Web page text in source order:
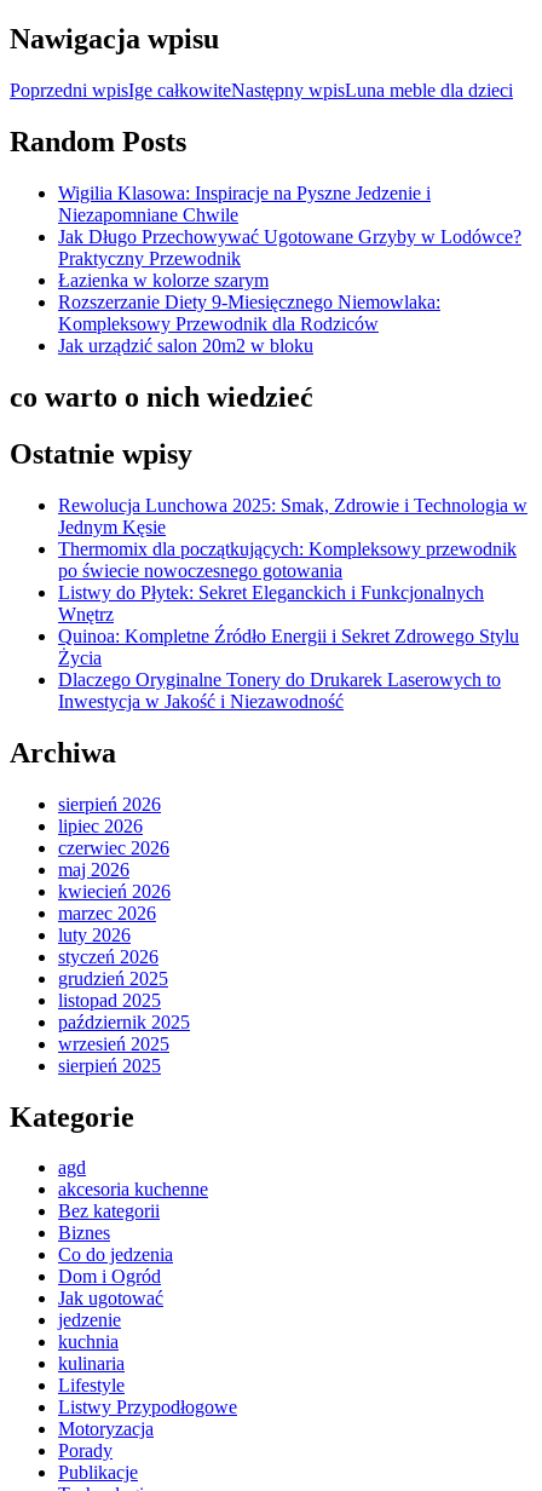
Nawigacja wpisu
Poprzedni wpisIge całkowiteNastępny wpisLuna meble dla dzieci
Random Posts
Wigilia Klasowa: Inspiracje na Pyszne Jedzenie i
Niezapomniane Chwile
Jak Długo Przechowywać Ugotowane Grzyby w Lodówce?
Praktyczny Przewodnik
Łazienka w kolorze szarym
Rozszerzanie Diety 9-Miesięcznego Niemowlaka:
Kompleksowy Przewodnik dla Rodziców
Jak urządzić salon 20m2 w bloku
co warto o nich wiedzieć
Ostatnie wpisy
Rewolucja Lunchowa 2025: Smak, Zdrowie i Technologia w
Jednym Kęsie
Thermomix dla początkujących: Kompleksowy przewodnik
po świecie nowoczesnego gotowania
Listwy do Płytek: Sekret Eleganckich i Funkcjonalnych
Wnętrz
Quinoa: Kompletne Źródło Energii i Sekret Zdrowego Stylu
Życia
Dlaczego Oryginalne Tonery do Drukarek Laserowych to
Inwestycja w Jakość i Niezawodność
Archiwa
sierpień 2026
lipiec 2026
czerwiec 2026
maj 2026
kwiecień 2026
marzec 2026
luty 2026
styczeń 2026
grudzień 2025
listopad 2025
październik 2025
wrzesień 2025
sierpień 2025
Kategorie
agd
akcesoria kuchenne
Bez kategorii
Biznes
Co do jedzenia
Dom i Ogród
Jak ugotować
jedzenie
kuchnia
kulinaria
Lifestyle
Listwy Przypodłogowe
Motoryzacja
Porady
Publikacje